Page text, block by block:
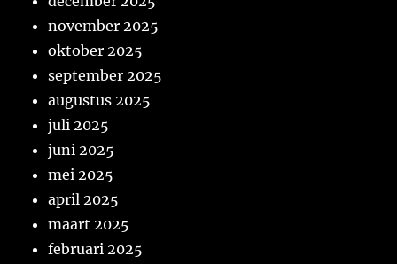
november 2025
oktober 2025
september 2025
augustus 2025
juli 2025
juni 2025
mei 2025
april 2025
maart 2025
februari 2025